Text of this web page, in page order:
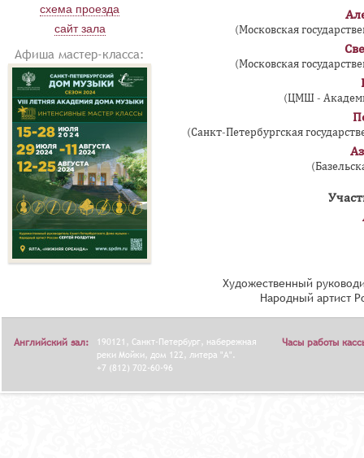
схема проезда
сайт зала
Афиша мастер-класса:
(Московская
(Московская
(ЦМШ -
(Санкт-Петербургская
Художественный
Народный артист
Английский зал:
190121, Санкт-Петербург, набережная
реки Мойки, дом 122, литера "А".
+7 (812) 702-60-96
Часы работы